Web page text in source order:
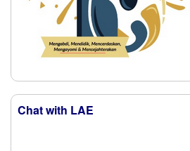
Chat with LAE